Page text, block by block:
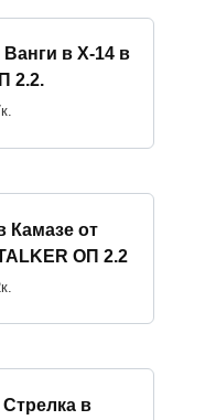
в X-14 в
2.2.
Камазе от
ОП 2.2
Стрелка в